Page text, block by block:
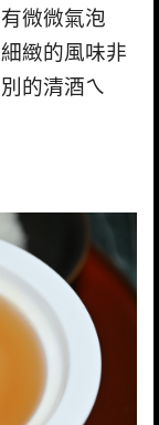
微微氣泡
緻的風味非
的清酒ㄟ